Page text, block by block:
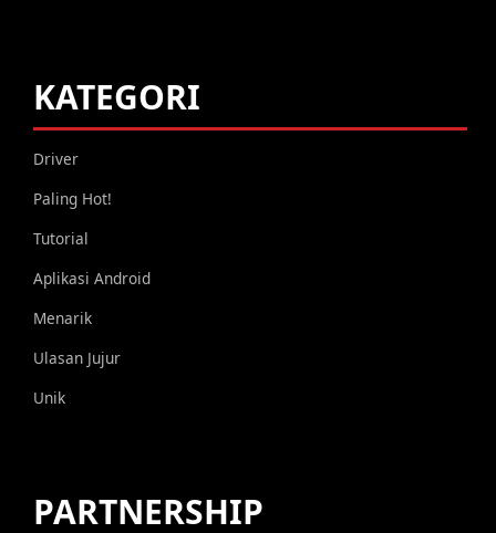
KATEGORI
Driver
Paling Hot!
Tutorial
Aplikasi Android
Menarik
Ulasan Jujur
Unik
PARTNERSHIP